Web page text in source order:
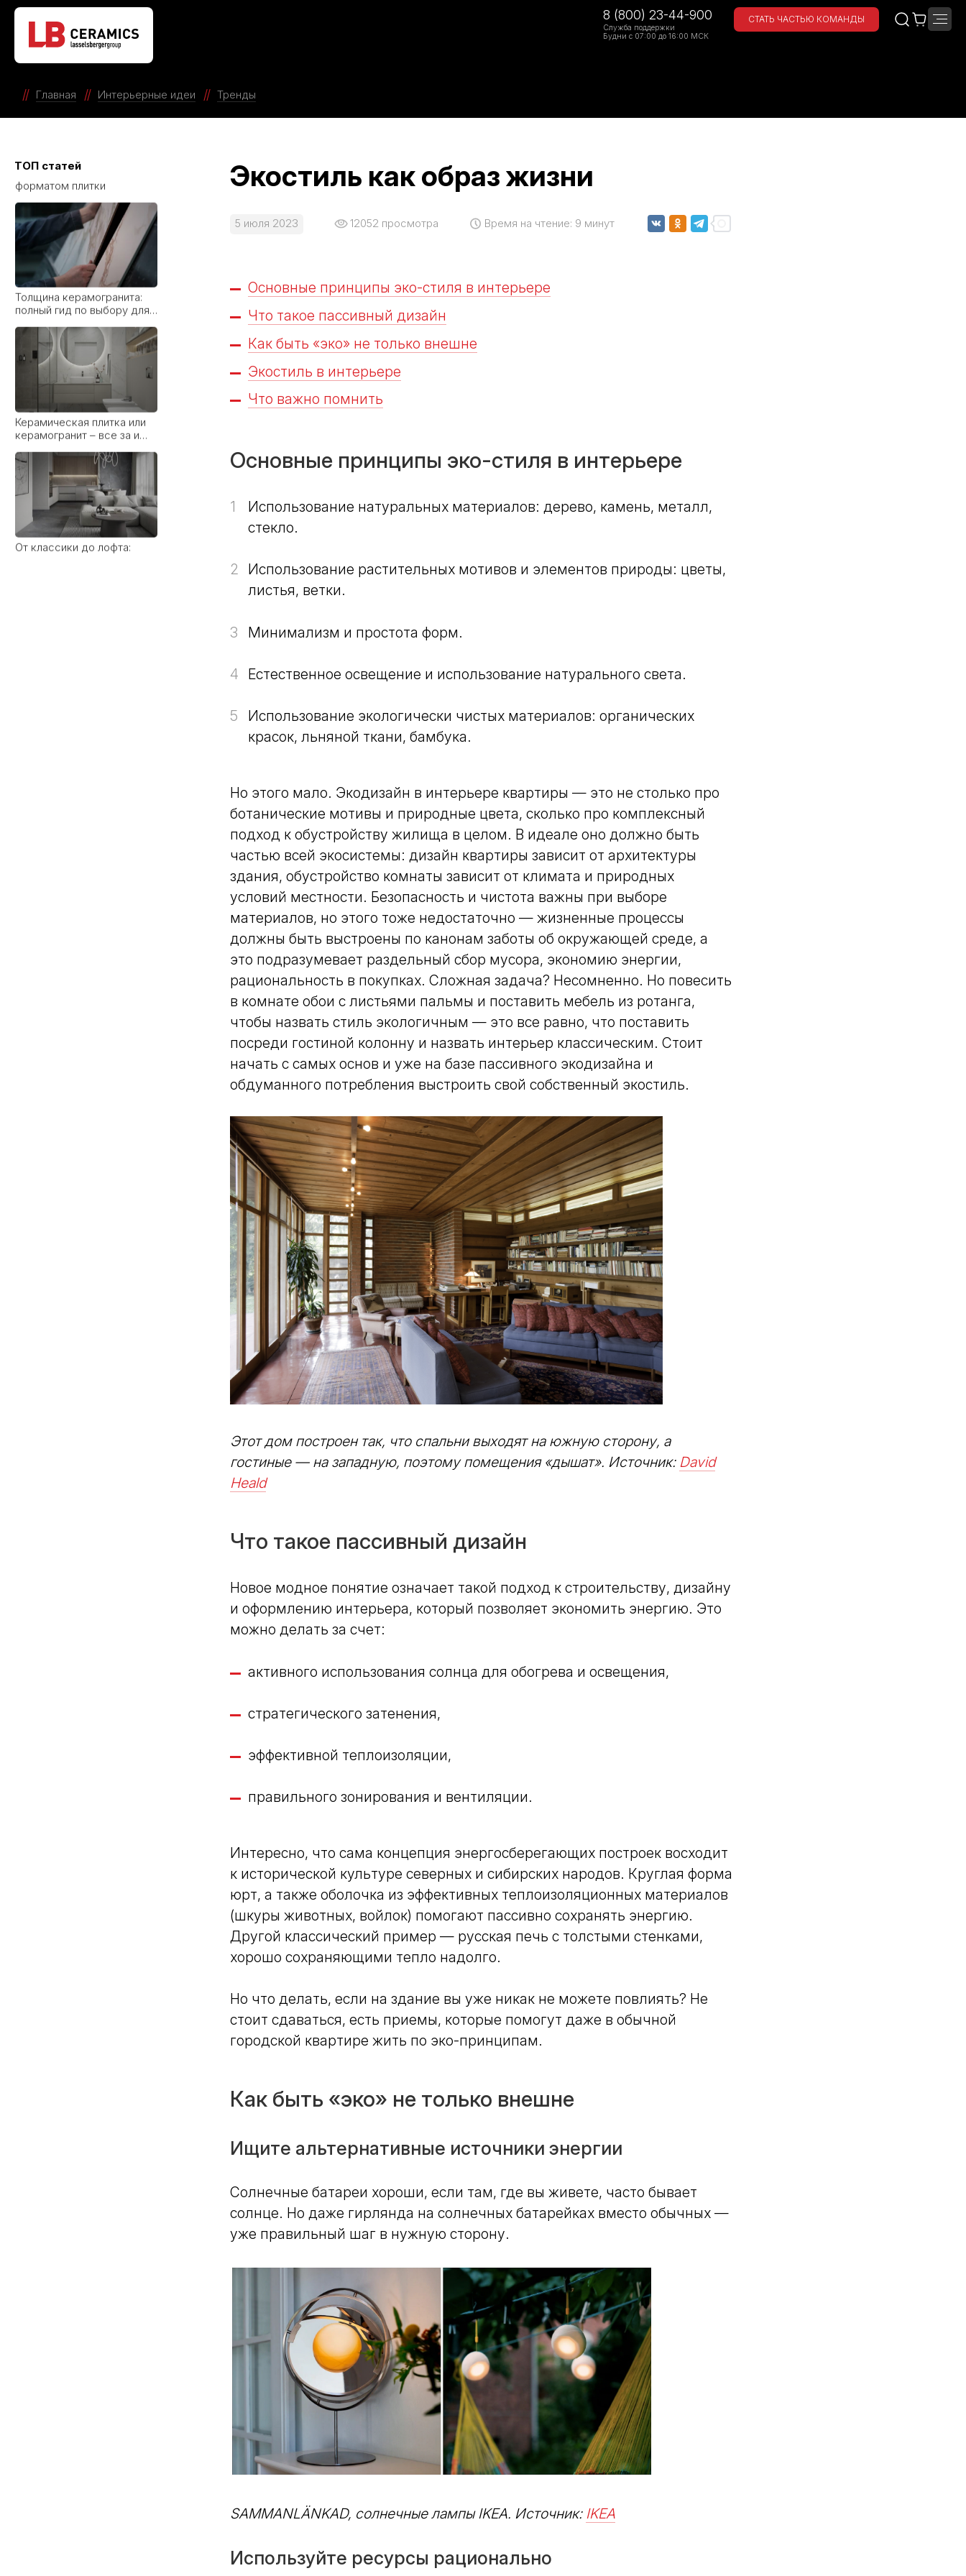
8 (800) 23-44-900
Служба поддержки
Будни с 07:00 до 16:00 МСК
СТАТЬ ЧАСТЬЮ КОМАНДЫ
Главная Интерьерные идеи Тренды
Экостиль как образ жизни
5 июля 2023 12052просмотра Время на чтение: 9 минут
Основные принципы эко-стиля в интерьере
Что такое пассивный дизайн
Как быть «эко» не только внешне
Экостиль в интерьере
Что важно помнить
Основные принципы эко-стиля в интерьере
Использование натуральных материалов: дерево, камень, металл,
стекло.
1
Использование растительных мотивов и элементов природы: цветы,
листья, ветки.
2
Минимализм и простота форм.
3
Естественное освещение и использование натурального света.
4
Использование экологически чистых материалов: органических
красок, льняной ткани, бамбука.
5
Но этого мало. Экодизайн в интерьере квартиры — это не столько про
ботанические мотивы и природные цвета, сколько про комплексный
подход к обустройству жилища в целом. В идеале оно должно быть
частью всей экосистемы: дизайн квартиры зависит от архитектуры
здания, обустройство комнаты зависит от климата и природных
условий местности. Безопасность и чистота важны при выборе
материалов, но этого тоже недостаточно — жизненные процессы
должны быть выстроены по канонам заботы об окружающей среде, а
это подразумевает раздельный сбор мусора, экономию энергии,
рациональность в покупках. Сложная задача? Несомненно. Но повесить
в комнате обои с листьями пальмы и поставить мебель из ротанга,
чтобы назвать стиль экологичным — это все равно, что поставить
посреди гостиной колонну и назвать интерьер классическим. Стоит
начать с самых основ и уже на базе пассивного экодизайна и
обдуманного потребления выстроить свой собственный экостиль.
Этот дом построен так, что спальни выходят на южную сторону, а
гостиные — на западную, поэтому помещения «дышат». Источник: David
Heald
Что такое пассивный дизайн
Новое модное понятие означает такой подход к строительству, дизайну
и оформлению интерьера, который позволяет экономить энергию. Это
можно делать за счет:
активного использования солнца для обогрева и освещения,
стратегического затенения,
эффективной теплоизоляции,
правильного зонирования и вентиляции.
Интересно, что сама концепция энергосберегающих построек восходит
к исторической культуре северных и сибирских народов. Круглая форма
юрт, а также оболочка из эффективных теплоизоляционных материалов
(шкуры животных, войлок) помогают пассивно сохранять энергию.
Другой классический пример — русская печь с толстыми стенками,
хорошо сохраняющими тепло надолго.
Но что делать, если на здание вы уже никак не можете повлиять? Не
стоит сдаваться, есть приемы, которые помогут даже в обычной
городской квартире жить по эко-принципам.
Как быть «эко» не только внешне
Ищите альтернативные источники энергии
Солнечные батареи хороши, если там, где вы живете, часто бывает
солнце. Но даже гирлянда на солнечных батарейках вместо обычных —
уже правильный шаг в нужную сторону.
SAMMANLÄNKAD, солнечные лампы IKEA. Источник: IKEA
Используйте ресурсы рационально
ТОП статей
Твой уютный уголок: как
сделать квартиру местом
Ceramics
форматом плитки
Толщина керамогранита:
полный гид по выбору для
разных задач
Керамическая плитка или
керамогранит – все за и
против
От классики до лофта:
какие стили дружат с
широкоформатным